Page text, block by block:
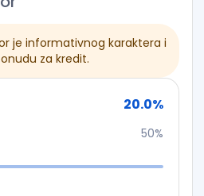
je informativnog karaktera i
za kredit.
20.0%
50%